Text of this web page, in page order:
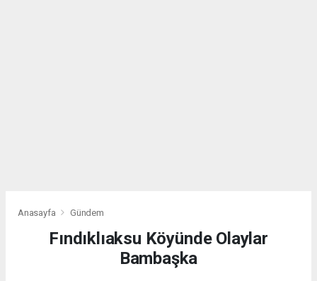
Anasayfa Gündem
Fındıklıaksu Köyünde Olaylar
Bambaşka